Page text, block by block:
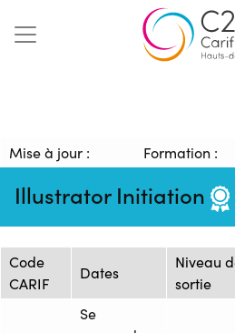
Aller
au
Illustrator Initiation
Mise à jour :
09/01/2026
Formation :
1324081
Session de formation
Code
CARIF
Dates
Niveau
sortie
Se